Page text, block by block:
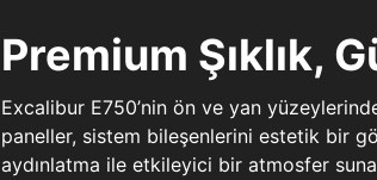
Premium Şıklık,
Excalibur E750’nin ön ve yan
paneller, sistem bileşenlerini estetik bir
aydınlatma ile etkileyici bir atmosfer